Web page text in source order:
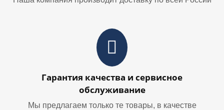
Гарантия качества и сервисное
обслуживание
Мы предлагаем только те товары, в качестве